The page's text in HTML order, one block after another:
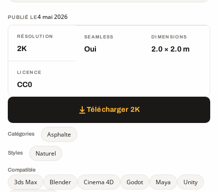
PUBLIÉ LE4 mai 2026
RÉSOLUTION
2K
SEAMLESS
Oui
DIMENSIONS
2.0 × 2.0 m
LICENCE
CC0
Télécharger 2K
Catégories Asphalte
Styles Naturel
Compatible
3ds Max Blender Cinema 4D Godot Maya
Unity